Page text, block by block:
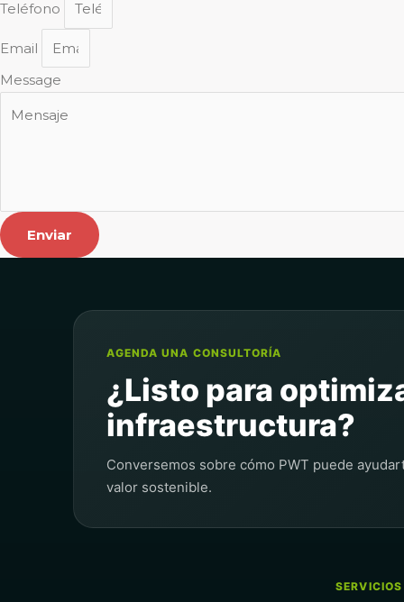
Teléfono
Email
Message
Enviar
AGENDA UNA CONSULTORÍA
¿Listo para
infraestructura?
Conversemos sobre cómo PWT puede
valor sostenible.
SERVICIOS